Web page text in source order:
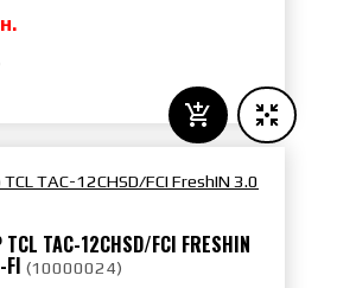
TAC-12CHSD/FCI FRESHIN
FI (10000024)